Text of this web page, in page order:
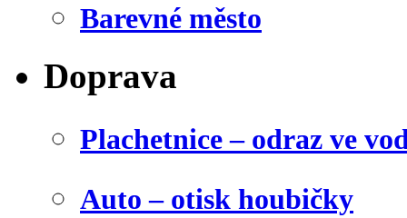
Barevné město
Doprava
Plachetnice – odraz ve
Auto – otisk houbičky